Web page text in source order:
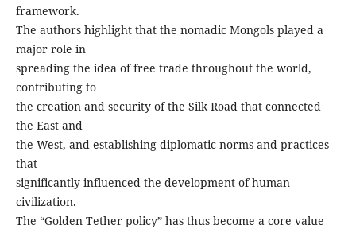
framework.
The authors highlight that the nomadic Mongols played a
major role in
spreading the idea of free trade throughout the world,
contributing to
the creation and security of the Silk Road that connected
the East and
the West, and establishing diplomatic norms and practices
that
significantly influenced the development of human
civilization.
The “Golden Tether policy” has thus become a core value